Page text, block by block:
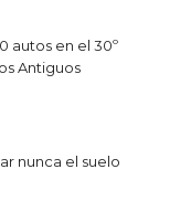
autos en el 30º
Antiguos
nunca el suelo